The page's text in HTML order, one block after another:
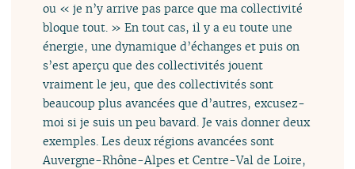
ou « je n’y arrive pas parce que ma collectivité
bloque tout. » En tout cas, il y a eu toute une
énergie, une dynamique d’échanges et puis on
s’est aperçu que des collectivités jouent
vraiment le jeu, que des collectivités sont
beaucoup plus avancées que d’autres, excusez-
moi si je suis un peu bavard. Je vais donner deux
exemples. Les deux régions avancées sont
Auvergne-Rhône-Alpes et Centre-Val de Loire,